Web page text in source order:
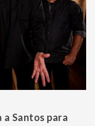
a Santos para